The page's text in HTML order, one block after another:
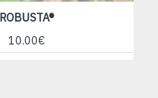
ROBUSTA®
10.00€